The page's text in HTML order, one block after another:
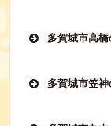
多賀城市高橋
多賀城市笠神